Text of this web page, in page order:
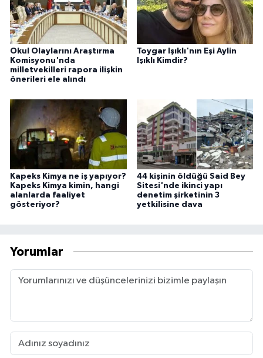
Okul Olaylarını Araştırma
Komisyonu'nda
milletvekilleri rapora ilişkin
önerileri ele alındı
Toygar Işıklı'nın Eşi Aylin
Işıklı Kimdir?
Kapeks Kimya ne iş yapıyor?
Kapeks Kimya kimin, hangi
alanlarda faaliyet
gösteriyor?
44 kişinin öldüğü Said Bey
Sitesi'nde ikinci yapı
denetim şirketinin 3
yetkilisine dava
Yorumlar